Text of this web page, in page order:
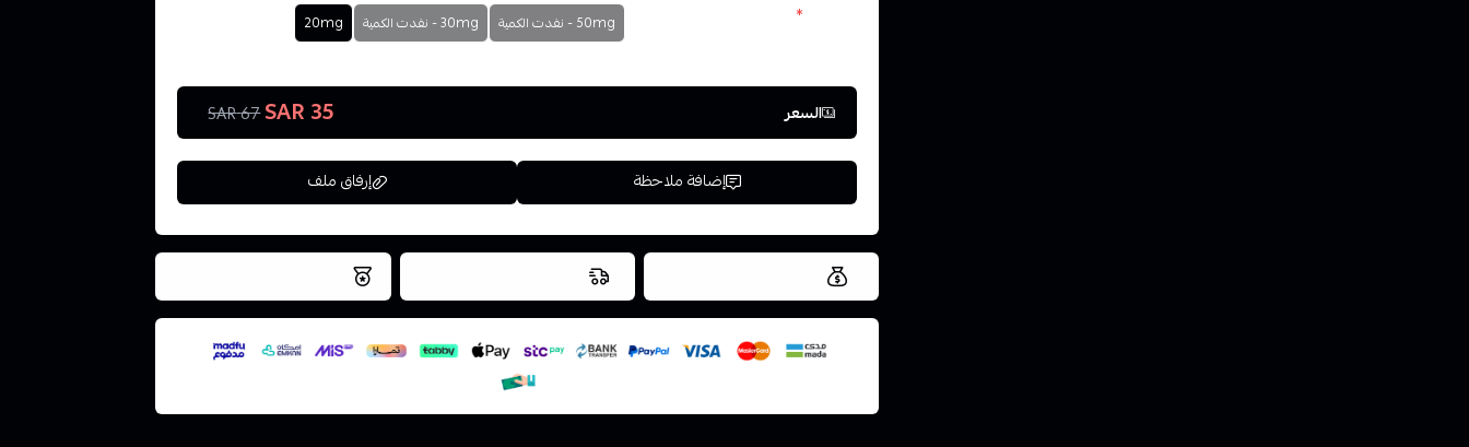
* 50mg - نفدت الكمية 30mg - نفدت الكمية 20mg
السعر 35 SAR
67 SAR
إضافة ملاحظة إرفاق ملف
اسحب و افلت الملف هنا
استعراض
العروض والشحن مجاني نتميز بلجودة والتخزين الامن